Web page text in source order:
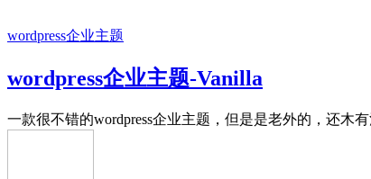
wordpress企业主题
wordpress企业主题-Vanilla
一款很不错的wordpress企业主题，但是是老外的，还木